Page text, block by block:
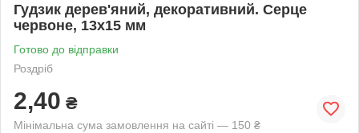
Гудзик дерев'яний, декоративний. Серце
червоне, 13х15 мм
Готово до відправки
Роздріб
2,40 ₴
Мінімальна сума замовлення на сайті — 150 ₴